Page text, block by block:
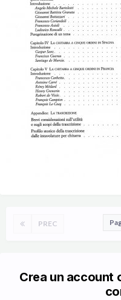
PREC
Crea un account